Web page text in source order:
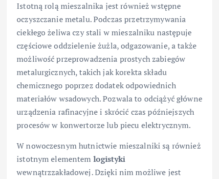
Istotną rolą mieszalnika jest również wstępne
oczyszczanie metalu. Podczas przetrzymywania
ciekłego żeliwa czy stali w mieszalniku następuje
częściowe oddzielenie żużla, odgazowanie, a także
możliwość przeprowadzenia prostych zabiegów
metalurgicznych, takich jak korekta składu
chemicznego poprzez dodatek odpowiednich
materiałów wsadowych. Pozwala to odciążyć główne
urządzenia rafinacyjne i skrócić czas późniejszych
procesów w konwertorze lub piecu elektrycznym.
W nowoczesnym hutnictwie mieszalniki są również
istotnym elementem logistyki
wewnątrzzakładowej. Dzięki nim możliwe jest